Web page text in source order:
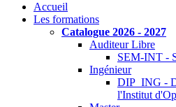
Accueil
Les formations
Catalogue 2026 - 2027
Auditeur Libre
SEM-INT -
Ingénieur
DIP_ING -
l'Institut